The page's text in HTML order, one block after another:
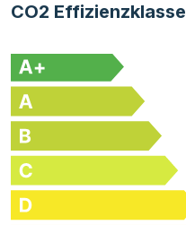
CO2 Effizienzklasse